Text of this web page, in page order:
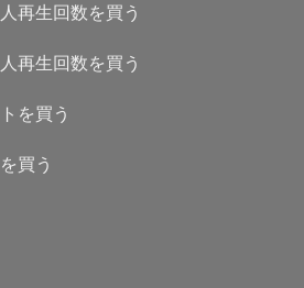
再生回数を買う
再生回数を買う
を買う
買う